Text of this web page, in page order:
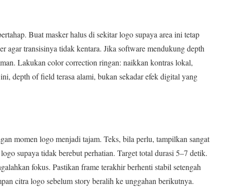
Buat masker halus di sekitar logo supaya area ini tetap
agar transisinya tidak kentara. Jika software mendukung depth
Lakukan color correction ringan: naikkan kontras lokal,
depth of field terasa alami, bukan sekadar efek digital yang
momen logo menjadi tajam. Teks, bila perlu, tampilkan sangat
supaya tidak berebut perhatian. Target total durasi 5–7 detik.
fokus. Pastikan frame terakhir berhenti stabil setengah
citra logo sebelum story beralih ke unggahan berikutnya.